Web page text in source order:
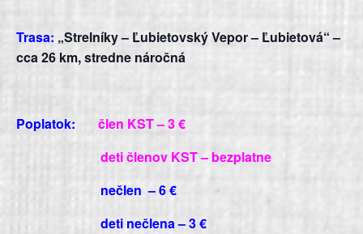
Trasa: „Strelníky – Ľubietovský Vepor – Ľubietová“ –
cca 26 km, stredne náročná
Poplatok: člen KST –3 €
deti členov KST – bezplatne
nečlen –6 €
deti nečlena –3 €